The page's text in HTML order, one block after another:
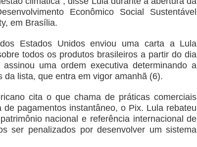
Econômico Social Sustentável
em Brasília.
Estados Unidos enviou uma carta a Lula
todos os produtos brasileiros a partir do dia
uma ordem executiva determinando a
lista, que entra em vigor amanhã (6).
cita o que chama de práticas comerciais
de pagamentos instantâneo, o Pix. Lula rebateu
nacional e referência internacional de
ser penalizados por desenvolver um sistema